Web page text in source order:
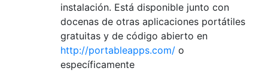
instalación. Está disponible junto con
docenas de otras aplicaciones portátiles
gratuitas y de código abierto en
http://portableapps.com/ o
específicamente